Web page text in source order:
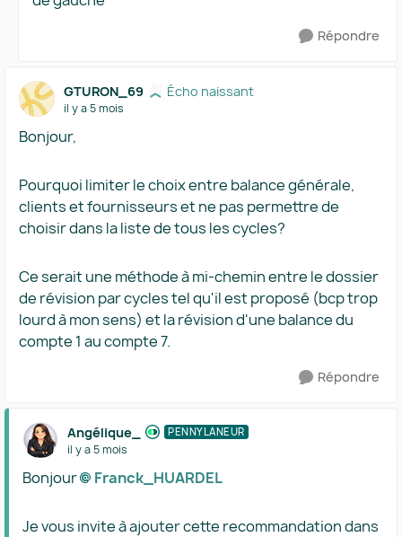
Répondre
GTURON_69 Écho naissant
il y a 5 mois
Bonjour,
Pourquoi limiter le choix entre balance générale,
clients et fournisseurs et ne pas permettre de
choisir dans la liste de tous les cycles?
Ce serait une méthode à mi-chemin entre le dossier
de révision par cycles tel qu'il est proposé (bcp trop
lourd à mon sens) et la révision d'une balance du
compte 1 au compte 7.
Répondre
Angélique_ PENNYLANEUR
il y a 5 mois
Bonjour Franck_HUARDEL​
Je vous invite à ajouter cette recommandation dans